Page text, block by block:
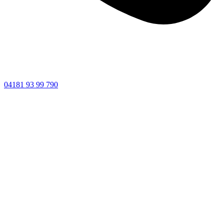
04181 93 99 790